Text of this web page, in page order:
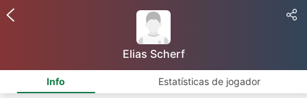
Elias Scherf
Info Estatísticas de jogador